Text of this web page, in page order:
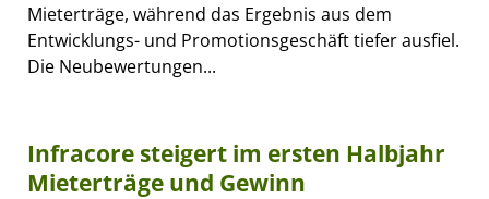
Mieterträge, während das Ergebnis aus dem
Entwicklungs- und Promotionsgeschäft tiefer ausfiel.
Die Neubewertungen...
Infracore steigert im ersten Halbjahr
Mieterträge und Gewinn